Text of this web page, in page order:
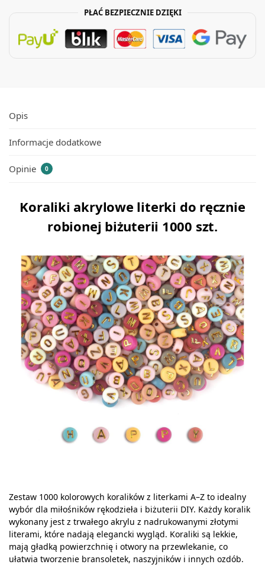
PŁAĆ BEZPIECZNIE DZIĘKI
Opis
Informacje dodatkowe
Opinie 0
Koraliki akrylowe literki do ręcznie
robionej biżuterii 1000 szt.
Zestaw 1000 kolorowych koralików z literkami A–Z to idealny
wybór dla miłośników rękodzieła i biżuterii DIY. Każdy koralik
wykonany jest z trwałego akrylu z nadrukowanymi złotymi
literami, które nadają elegancki wygląd. Koraliki są lekkie,
mają gładką powierzchnię i otwory na przewlekanie, co
ułatwia tworzenie bransoletek, naszyjników i innych ozdób.